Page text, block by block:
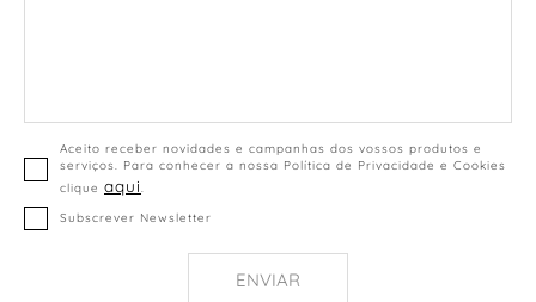
Aceito receber novidades e campanhas dos vossos produtos e
serviços. Para conhecer a nossa Política de Privacidade e Cookies
clique aqui.
Subscrever Newsletter
ENVIAR